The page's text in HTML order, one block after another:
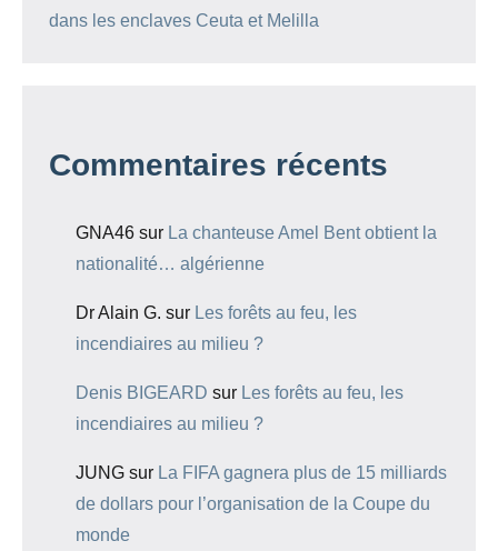
dans les enclaves Ceuta et Melilla
Commentaires récents
GNA46 sur La chanteuse Amel Bent obtient la
nationalité… algérienne
Dr Alain G. sur Les forêts au feu, les
incendiaires au milieu ?
Denis BIGEARD sur Les forêts au feu, les
incendiaires au milieu ?
JUNG sur La FIFA gagnera plus de 15 milliards
de dollars pour l’organisation de la Coupe du
monde